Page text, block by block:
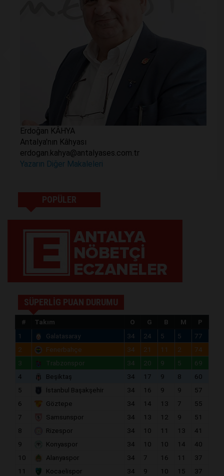
Erdoğan KÂHYA
Antalya'nın Kâhyası
erdogan.kahya@antalyases.com.tr
Yazarın Diğer Makaleleri
POPÜLER
SÜPERLİG PUAN DURUMU
# Takım O G B M
P
1
Galatasaray 34 24 5 5
77
2
Fenerbahçe 34 21 11 2
74
3
Trabzonspor 34 20 9 5
69
4
Beşiktaş 34 17 9 8
60
5
İstanbul Başakşehir 34 16 9 9
57
6
Göztepe 34 14 13 7
55
7
Samsunspor 34 13 12 9
51
8
Rizespor 34 10 11 13
41
9
Konyaspor 34 10 10 14
40
10
Alanyaspor 34 7 16 11
37
11
Kocaelispor 34 9 10 15
37